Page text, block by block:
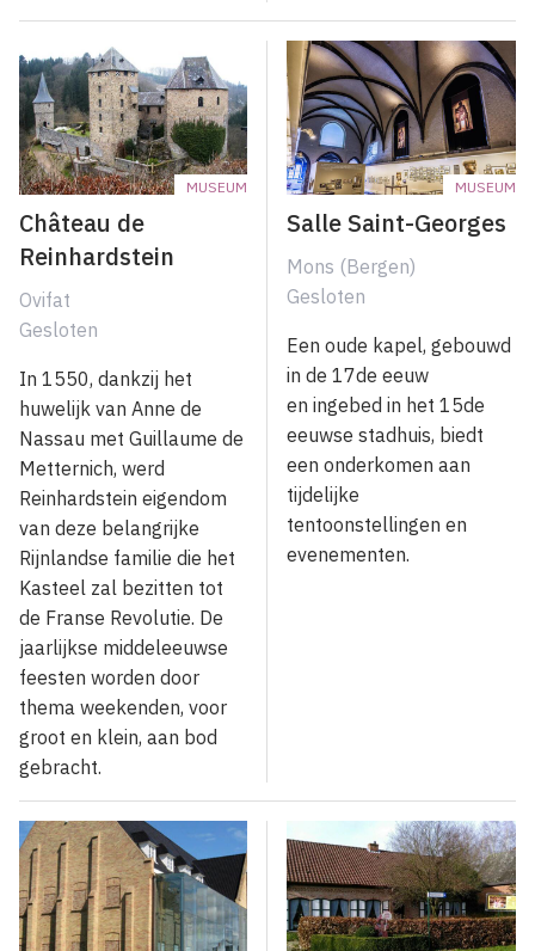
MUSEUM
Château de
Reinhardstein
Ovifat
Gesloten
In 1550, dankzij het
huwelijk van Anne de
Nassau met Guillaume de
Metternich, werd
Reinhardstein eigendom
van deze belangrijke
Rijnlandse familie die het
Kasteel zal bezitten tot
de Franse Revolutie. De
jaarlijkse middeleeuwse
feesten worden door
thema weekenden, voor
groot en klein, aan bod
gebracht.
MUSEUM
Salle Saint-Georges
Mons (Bergen)
Gesloten
Een oude kapel, gebouwd
in de 17de eeuw
en ingebed in het 15de
eeuwse stadhuis, biedt
een onderkomen aan
tijdelijke
tentoonstellingen en
evenementen.